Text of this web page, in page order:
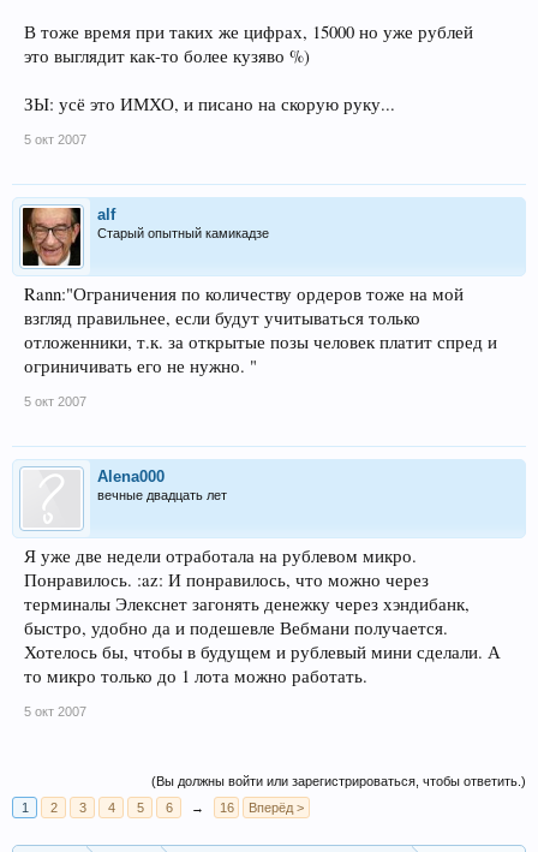
В тоже время при таких же цифрах, 15000 но уже рублей
это выглядит как-то более кузяво %)
ЗЫ: усё это ИМХО, и писано на скорую руку...
5 окт 2007
alf
Старый опытный камикадзе
Rann:"Ограничения по количеству ордеров тоже на мой
взгляд правильнее, если будут учитываться только
отложенники, т.к. за открытые позы человек платит спред и
огриничивать его не нужно. "
5 окт 2007
Alena000
вечные двадцать лет
Я уже две недели отработала на рублевом микро.
Понравилось. :az: И понравилось, что можно через
терминалы Элекснет загонять денежку через хэндибанк,
быстро, удобно да и подешевле Вебмани получается.
Хотелось бы, чтобы в будущем и рублевый мини сделали. А
то микро только до 1 лота можно работать.
5 окт 2007
(Вы должны войти или зарегистрироваться, чтобы ответить.)
1
2 3 4 5 6 → 16 Вперёд >